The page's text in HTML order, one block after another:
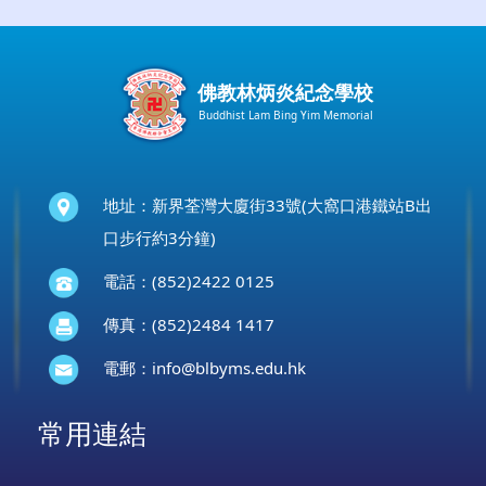
佛教林炳炎紀念學校
Buddhist Lam Bing Yim Memorial
地址：新界荃灣大廈街33號(大窩口港鐵站B出
口步行約3分鐘)
電話：(852)2422 0125
傳真：(852)2484 1417
電郵： info@blbyms.edu.hk
常用連結